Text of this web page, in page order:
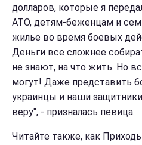
долларов, которые я
АТО, детям-беженцам и
жилье во время боевых
Деньги все сложнее
не знают, на что жить. Но
могут! Даже представить
украинцы и наши защитники
веру", - призналась певица.
Читайте также, как